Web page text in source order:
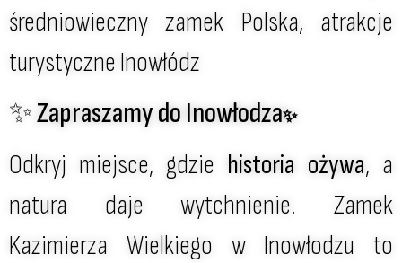
średniowieczny zamek Polska, atrakcje
turystyczne Inowłódz
✨ Zapraszamy do Inowłodza✨
Odkryj miejsce, gdzie historia ożywa, a
natura daje wytchnienie. Zamek
Kazimierza Wielkiego w Inowłodzu to